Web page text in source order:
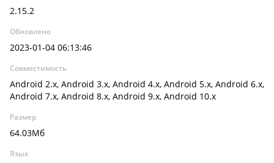
2.15.2
Обновлено
2023-01-04 06:13:46
Совместимость
Android 2.x, Android 3.x, Android 4.x, Android 5.x, Android 6.x,
Android 7.x, Android 8.x, Android 9.x, Android 10.x
Размер
64.03Мб
Язык